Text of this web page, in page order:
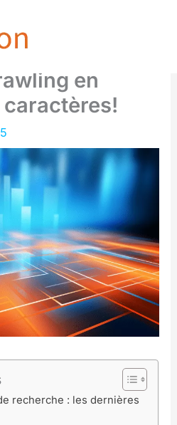
API
saturation
en
recherche : les dernières